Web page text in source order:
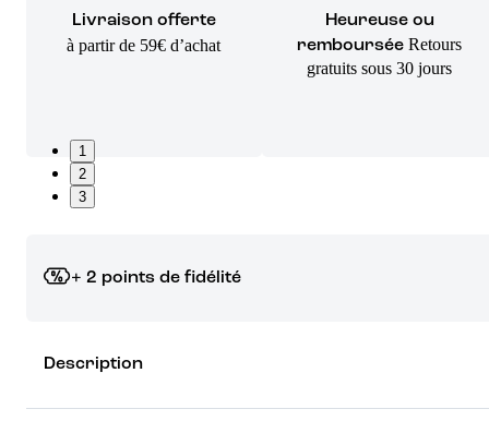
Livraison offerte
à partir de 59€ d’achat
Heureuse ou
remboursée Retours
gratuits sous 30 jours
1
2
3
+ 2 points de fidélité
rêver !
Découvrez les récompenses
Description